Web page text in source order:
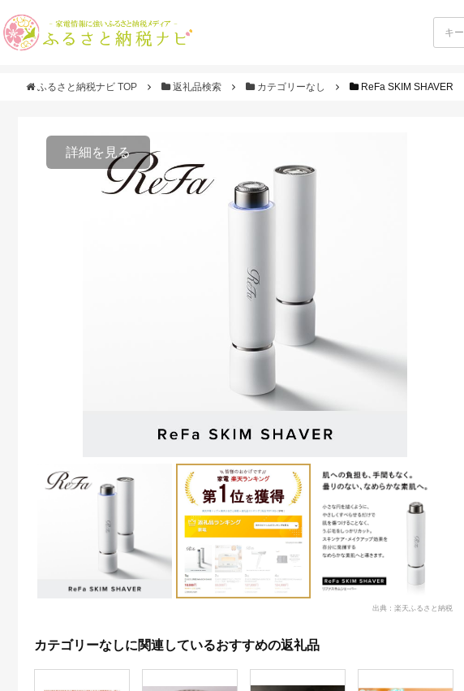
ふるさと納税ナビ TOP 返礼品検索 カテゴリーなし ReFa SKIM SHAVER
詳細を見る
出典：楽天ふるさと納税
カテゴリーなしに関連しているおすすめの返礼品